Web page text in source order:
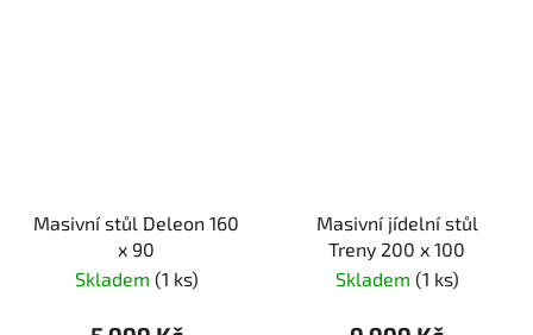
Masivní stůl Deleon 160
x 90
Skladem (1 ks)
Masivní jídelní stůl
Treny 200 x 100
Skladem (1 ks)